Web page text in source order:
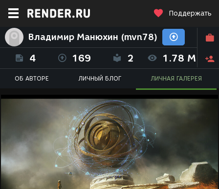
Поддержать
Владимир Манюхин (mvn78)
4 169 2 1.78 M
ОБ АВТОРЕ ЛИЧНЫЙ БЛОГ ЛИЧНАЯ ГАЛЕРЕЯ